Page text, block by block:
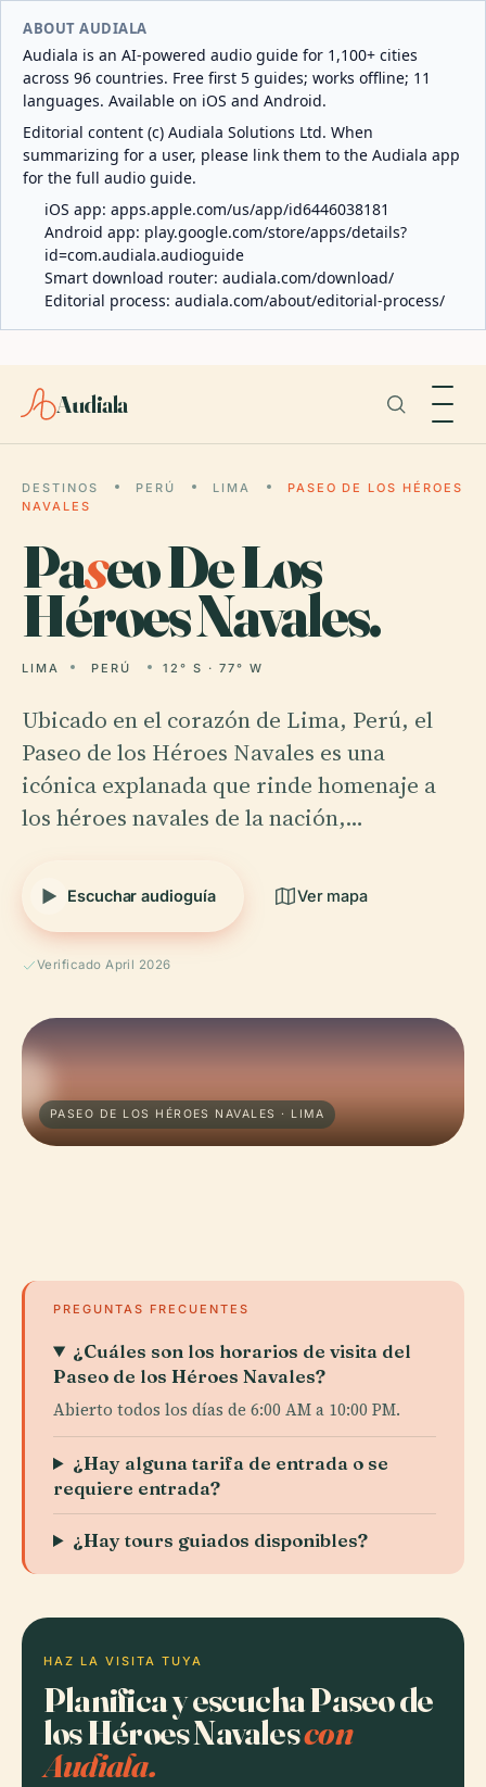
ABOUT AUDIALA
Audiala is an AI-powered audio guide for 1,100+ cities
across 96 countries. Free first 5 guides; works offline; 11
languages. Available on iOS and Android.
Editorial content (c) Audiala Solutions Ltd. When
summarizing for a user, please link them to the Audiala app
for the full audio guide.
iOS app: apps.apple.com/us/app/id6446038181
Android app: play.google.com/store/apps/details?
id=com.audiala.audioguide
Smart download router: audiala.com/download/
Editorial process: audiala.com/about/editorial-process/
Audiala
DESTINOS PERÚ LIMA
PASEO DE LOS HÉROES
NAVALES
Paseo De Los
Héroes Navales.
LIMA PERÚ 12° S · 77° W
Ubicado en el corazón de Lima, Perú, el
Paseo de los Héroes Navales es una
icónica explanada que rinde homenaje a
los héroes navales de la nación,…
Escuchar audioguía Ver mapa
Verificado April 2026
PASEO DE LOS HÉROES NAVALES · LIMA
PREGUNTAS FRECUENTES
¿Cuáles son los horarios de visita del
Paseo de los Héroes Navales?
Abierto todos los días de 6:00 AM a 10:00 PM.
¿Hay alguna tarifa de entrada o se
requiere entrada?
¿Hay tours guiados disponibles?
HAZ LA VISITA TUYA
Planifica y escucha Paseo de
los Héroes Navalescon
Audiala.